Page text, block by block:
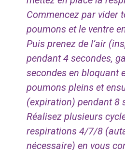
Commencez par vider
poumons et le ventre
Puis prenez de l’air
pendant 4 secondes,
secondes en bloquant
poumons pleins et
(expiration) pendant 8
Réalisez plusieurs
respirations 4/7/8
nécessaire) en vous